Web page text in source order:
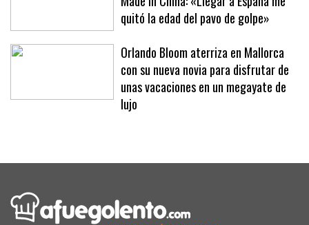
Weifen Wang, dueña del restaurante
Made in China: «Llegar a España me
quitó la edad del pavo de golpe»
Orlando Bloom aterriza en Mallorca
con su nueva novia para disfrutar de
unas vacaciones en un megayate de